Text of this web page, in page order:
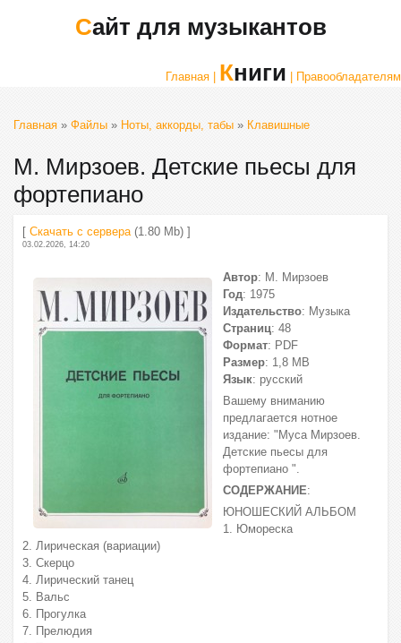
Сайт для музыкантов
Главная | Книги | Правообладателям
Главная » Файлы » Ноты, аккорды, табы » Клавишные
М. Мирзоев. Детские пьесы для
фортепиано
[ Скачать с сервера(1.80 Mb) ]
03.02.2026, 14:20
Автор: М. Мирзоев
Год: 1975
Издательство: Музыка
Страниц: 48
Формат: PDF
Размер: 1,8 МВ
Язык: русский
Вашему вниманию
предлагается нотное
издание: "Муса Мирзоев.
Детские пьесы для
фортепиано ".
СОДЕРЖАНИЕ:
ЮНОШЕСКИЙ АЛЬБОМ
1. Юмореска
2. Лирическая (вариации)
3. Скерцо
4. Лирический танец
5. Вальс
6. Прогулка
7. Прелюдия